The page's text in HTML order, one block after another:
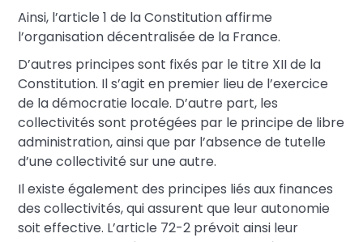
Ainsi, l’article 1 de la Constitution affirme
l’organisation décentralisée de la France.
D’autres principes sont fixés par le titre XII de la
Constitution. Il s’agit en premier lieu de l’exercice
de la démocratie locale. D’autre part, les
collectivités sont protégées par le principe de libre
administration, ainsi que par l’absence de tutelle
d’une collectivité sur une autre.
Il existe également des principes liés aux finances
des collectivités, qui assurent que leur autonomie
soit effective. L’article 72-2 prévoit ainsi leur